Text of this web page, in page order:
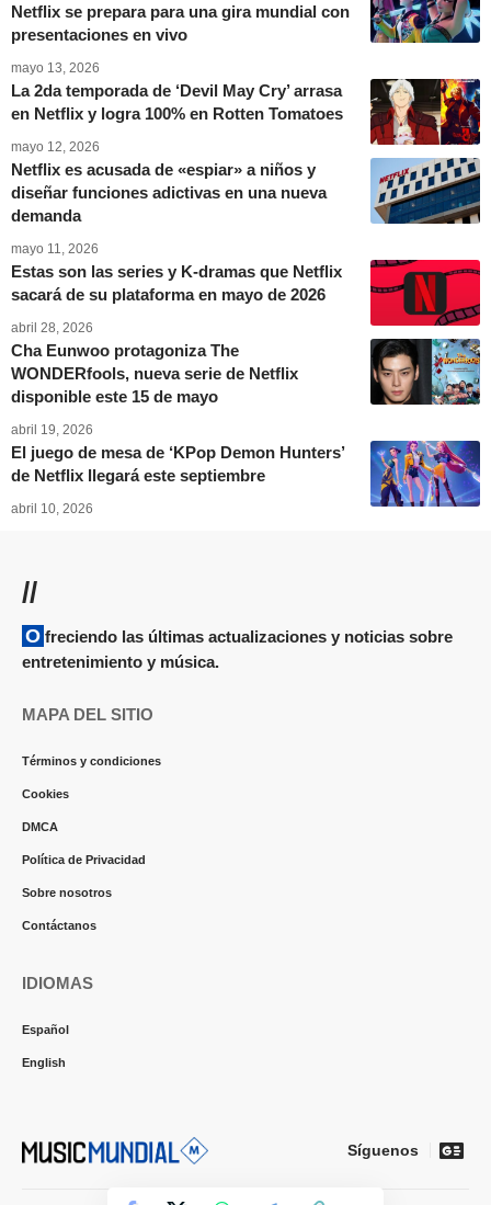
Netflix se prepara para una gira mundial con
presentaciones en vivo
mayo 13, 2026
La 2da temporada de ‘Devil May Cry’ arrasa
en Netflix y logra 100% en Rotten Tomatoes
mayo 12, 2026
Netflix es acusada de «espiar» a niños y
diseñar funciones adictivas en una nueva
demanda
mayo 11, 2026
Estas son las series y K-dramas que Netflix
sacará de su plataforma en mayo de 2026
abril 28, 2026
Cha Eunwoo protagoniza The
WONDERfools, nueva serie de Netflix
disponible este 15 de mayo
abril 19, 2026
El juego de mesa de ‘KPop Demon Hunters’
de Netflix llegará este septiembre
abril 10, 2026
//
Ofreciendo las últimas actualizaciones y noticias sobre
entretenimiento y música.
MAPA DEL SITIO
Términos y condiciones
Cookies
DMCA
Política de Privacidad
Sobre nosotros
Contáctanos
IDIOMAS
Español
English
Síguenos